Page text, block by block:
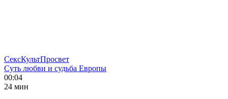
СексКультПросвет
Суть любви и судьба Европы
00:04
24 мин